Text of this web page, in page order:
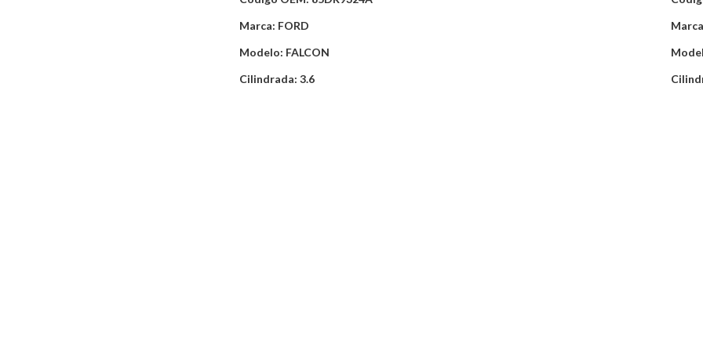
Marca: FORD
Modelo: FALCON
Cilindrada: 3.6